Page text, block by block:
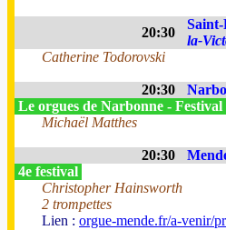
20:30
Saint-
la-
Catherine Todorovski
20:30
Le orgues de Narbonne - Festival
Michaël Matthes
20:30
4e festival
Christopher Hainsworth
2 trompettes
Lien : orgue-mende.fr/a-venir/